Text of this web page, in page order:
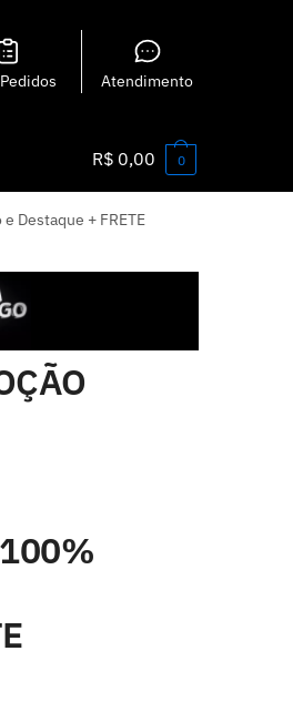
Atendimento
R$ 0,00 0
Destaque + FRETE